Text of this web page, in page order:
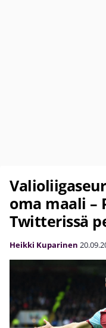
oma maali
Twitterissä
Heikki Kuparinen